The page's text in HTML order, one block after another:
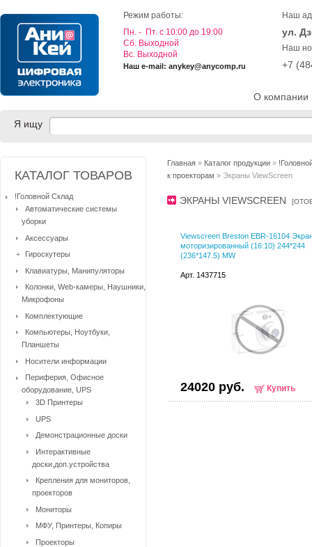
О компании
Режим работы:
Пн. - Пт. с 10:00 до 19:00
Cб. Выходной
Вс. Выходной
Наш e-mail: anykey@anycomp.ru
Наш
ул.
Наш
+7
Я ищу
Главная » Каталог продукции »
к проекторам » Экраны ViewScreen
ЭКРАНЫ VIEWSCREEN [
Viewscreen Breston EBR-16104
моторизированный (16:10) 244*244
(236*147.5) MW
Арт. 1437715
24020 руб. Купить
КАТАЛОГ ТОВАРОВ
!Головной Склад
Автоматические системы
уборки
Аксессуары
Гироскутеры
Клавиатуры, Манипуляторы
Колонки, Web-камеры, Наушники,
Микрофоны
Комплектующие
Компьютеры, Ноутбуки,
Планшеты
Носители информации
Периферия, Офисное
оборудование, UPS
3D Принтеры
UPS
Демонстрационные доски
Интерактивные
доски,доп.устройства
Крепления для мониторов,
проекторов
Мониторы
МФУ, Принтеры, Копиры
Проекторы